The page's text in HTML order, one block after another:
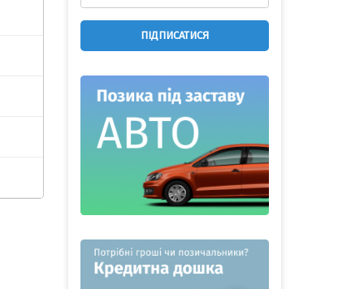
ПІДПИСАТИСЯ